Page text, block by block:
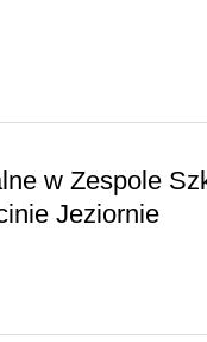
w Zespole
Jeziornie